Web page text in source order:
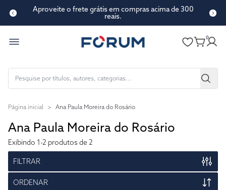
Aproveite o frete grátis em compras acima de 300
reais.
0
Página inicial > Ana Paula Moreira do Rosário
Ana Paula Moreira do Rosário
Exibindo 1-2 produtos de 2
FILTRAR
ORDENAR